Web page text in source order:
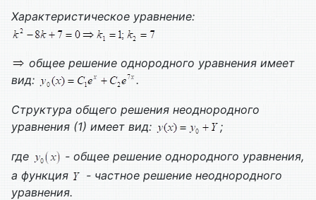
Характеристическое уравнение:
общее решение однородного уравнения имеет
вид:
.
Структура общего решения неоднородного
уравнения (1) имеет вид:
;
где
- общее решение однородного уравнения,
а функция
- частное решение неоднородного
уравнения.